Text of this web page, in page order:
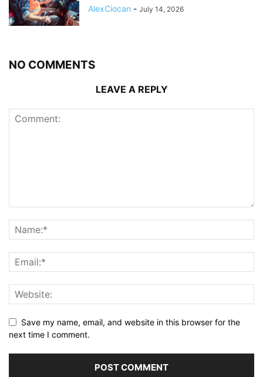
AlexCiocan - July 14, 2026
NO COMMENTS
LEAVE A REPLY
Save my name, email, and website in this browser for the
next time I comment.